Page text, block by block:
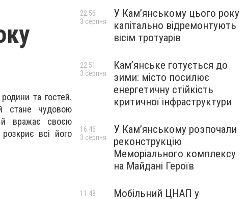
та гостей.
стане чудовою
й вражає своєю
всі його
У Кам’янському цього року
капітально відремонтують
вісім тротуарів
22:56
3 серпня
Кам’янське готується до
зими: місто посилює
енергетичну стійкість
критичної інфраструктури
22:51
3 серпня
У Кам’янському розпочали
реконструкцію
Меморіального комплексу
на Майдані Героїв
16:46
3 серпня
Мобільний ЦНАП у
11:48